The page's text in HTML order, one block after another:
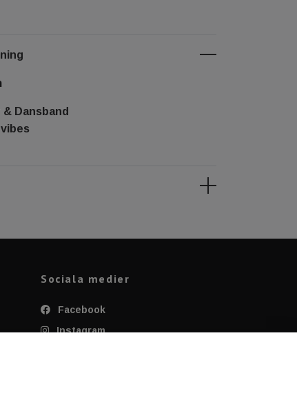
Dansband
Sociala medier
Facebook
Instagram